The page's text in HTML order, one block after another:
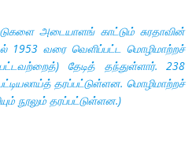
அடையாளங் காட்டும் சுரதாவின்
1953 வரை வெளிப்பட்ட மொழிமாற்றச்
பட்டவற்றைத்) தேடித் தந்துள்ளார். 238
தரப்பட்டுள்ளன. மொழிமாற்றச்
நூலும் தரப்பட்டுள்ளன.)